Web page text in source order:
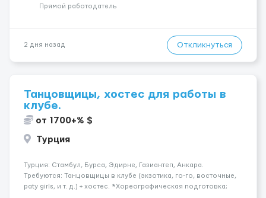
поважаємо особ...
Прямой работодатель
2 дня назад Откликнуться
Танцовщицы, хостес для работы в
клубе.
от 1700+% $
Турция
Турция: Стамбул, Бурса, Эдирне, Газиантеп, Анкара.
Требуются: Танцовщицы в клубе (экзотика, го-го, восточные,
paty girls, и т. д.) + хостес. *Хореографическая подготовка;